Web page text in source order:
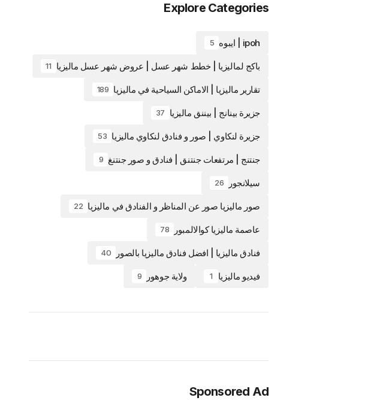
Explore Categories
ipoh | ايبوه 5
باكج لماليزيا | خطط شهر عسل | عروض شهر عسل ماليزيا 11
تقارير ماليزيا | الاماكن السياحية في ماليزيا 189
جزيرة بينانج | بيننق ماليزيا 37
جزيرة لنكاوي | صور و فنادق لنكاوي ماليزيا 53
جنتنج | مرتفعات جنتنق | فنادق و صور جنتنغ 9
سيلانجور 26
صور ماليزيا صور عن المناظر و الفنادق في ماليزيا 22
عاصمة ماليزيا كوالالمبور 78
فنادق ماليزيا | افضل فنادق ماليزيا بالصور 40
فيديو ماليزيا 1 ولاية جوهور 9
Sponsored Ad